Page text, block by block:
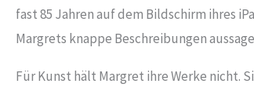
fast 85 Jahren auf dem Bildschirm ihres
Margrets knappe Beschreibungen
Für Kunst hält Margret ihre Werke nicht.